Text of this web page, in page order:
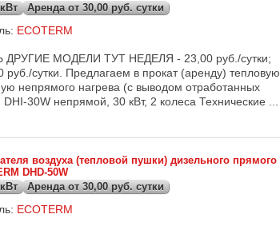
Аренда от 30,00 руб. сутки
ECOTERM
МОДЕЛИ ТУТ НЕДЕЛЯ - 23,00 руб./сутки;
сутки. Предлагаем в прокат (аренду) тепловую
непрямого нагрева (с выводом отработанных
DHI-30W непрямой, 30 кВт, 2 колеса Технические ...
воздуха (тепловой пушки) дизельного прямого
DHD-50W
Аренда от 30,00 руб. сутки
ECOTERM